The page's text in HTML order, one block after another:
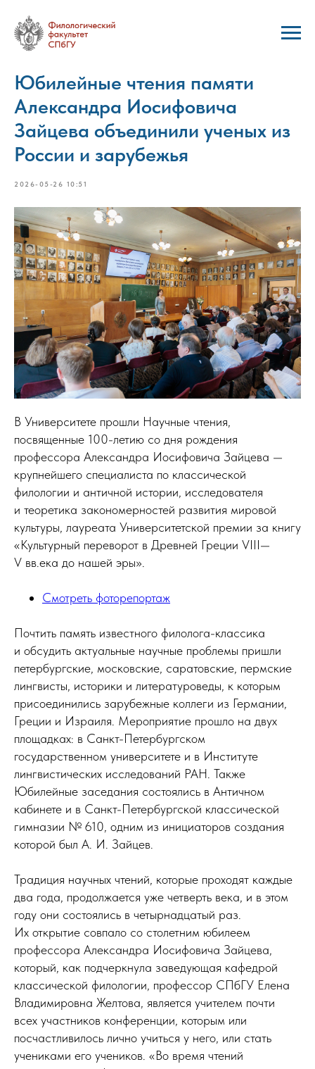
Юбилейные чтения памяти
Александра Иосифовича
Зайцева объединили ученых из
России и зарубежья
2026-05-26 10:51
В Университете прошли Научные чтения,
посвященные 100-летию со дня рождения
профессора Александра Иосифовича Зайцева —
крупнейшего специалиста по классической
филологии и античной истории, исследователя
и теоретика закономерностей развития мировой
культуры, лауреата Университетской премии за книгу
«Культурный переворот в Древней Греции VIII—
V вв.ека до нашей эры».
Смотреть фоторепортаж
Почтить память известного филолога-классика
и обсудить актуальные научные проблемы пришли
петербургские, московские, саратовские, пермские
лингвисты, историки и литературоведы, к которым
присоединились зарубежные коллеги из Германии,
Греции и Израиля. Мероприятие прошло на двух
площадках: в Санкт-Петербургском
государственном университете и в Институте
лингвистических исследований РАН. Также
Юбилейные заседания состоялись в Античном
кабинете и в Санкт-Петербургской классической
гимназии № 610, одним из инициаторов создания
которой был А. И. Зайцев.
Традиция научных чтений, которые проходят каждые
два года, продолжается уже четверть века, и в этом
году они состоялись в четырнадцатый раз.
Их открытие совпало со столетним юбилеем
профессора Александра Иосифовича Зайцева,
который, как подчеркнула заведующая кафедрой
классической филологии, профессор СПбГУ Елена
Владимировна Желтова, является учителем почти
всех участников конференции, которым или
посчастливилось лично учиться у него, или стать
учениками его учеников. «Во время чтений